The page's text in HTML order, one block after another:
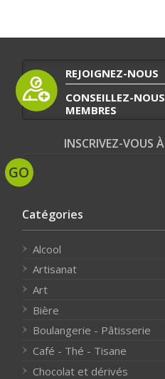
REJOIGNEZ-NOUS
CONSEILLEZ-
MEMBRES
INSCRIVEZ-VOUS
Catégories
Alcool
Artisanat
Art
Bière
Boulangerie - Pâtisserie
Café - Thé - Tisane
Chocolat et dérivés